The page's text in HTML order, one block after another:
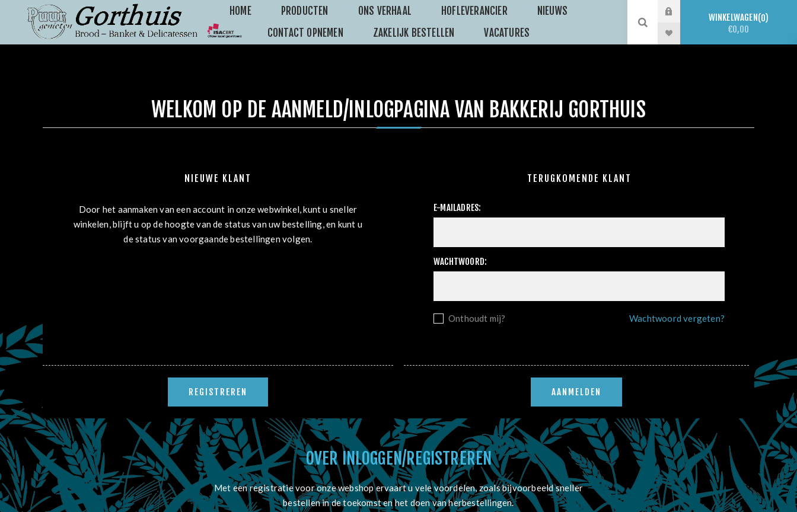
HOME PRODUCTEN ONS VERHAAL HOFLEVERANCIER
NIEUWS
CONTACT OPNEMEN
ZAKELIJK BESTELLEN VACATURES
WINKELWAGEN 0
€0,00
WELKOM OP DE AANMELD/INLOGPAGINA VAN BAKKERIJ GORTHUIS
NIEUWE KLANT
Door het aanmaken van een account in onze webwinkel, kunt u sneller
winkelen, blijft u op de hoogte van de status van uw bestelling, en kunt u
de status van voorgaande bestellingen volgen.
TERUGKOMENDE KLANT
E-MAILADRES:
WACHTWOORD:
Onthoudt mij? Wachtwoord vergeten?
OVER INLOGGEN/REGISTREREN
Met een registratie voor onze webshop ervaart u vele voordelen, zoals bijvoorbeeld sneller
bestellen in de toekomst en het doen van herbestellingen.